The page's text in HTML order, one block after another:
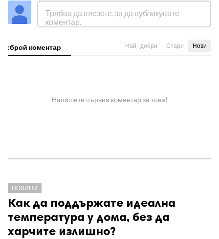
:брой коментар Най - добри Стари Нови
Напишете първия коментар за това!
НОВИНИ
Как да поддържате идеална
температура у дома, без да
харчите излишно?